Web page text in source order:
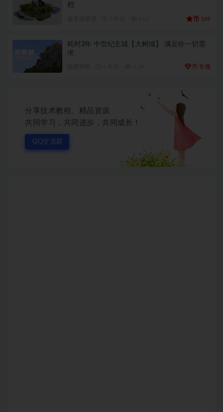
档
币 149
耗时2年 中世纪主城【大树城】 满足你一切需
求
币 专属
分享技术教程、精品资源
共同学习，共同进步，共同成长！
QQ交流群